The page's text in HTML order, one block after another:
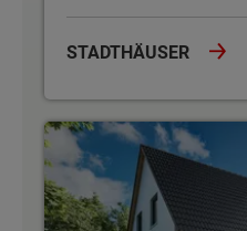
STADTHÄUSER
Zweifamilienhäuser